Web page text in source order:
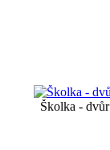
Školka - dvůr